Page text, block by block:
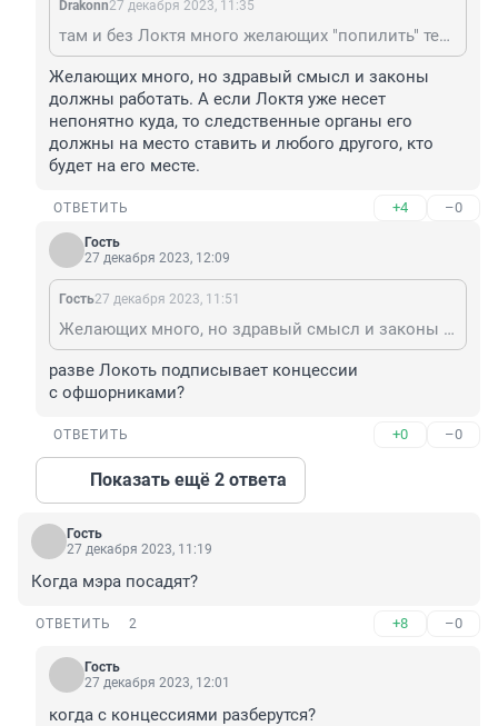
Drakonn27 декабря 2023, 11:35
там и без Локтя много желающих "попилить" территорию города
Желающих много, но здравый смысл и законы
должны работать. А если Локтя уже несет
непонятно куда, то следственные органы его
должны на место ставить и любого другого, кто
будет на его месте.
ОТВЕТИТЬ +4 –0
Гость
27 декабря 2023, 12:09
Гость27 декабря 2023, 11:51
Желающих много, но здравый смысл и законы должны работать. А если Локтя уже несет непонятно куда, то следственные органы его должны на место ставить и любого другого, кто будет на его месте.
разве Локоть подписывает концессии
с офшорниками?
ОТВЕТИТЬ +0 –0
Показать ещё 2 ответа
Гость
27 декабря 2023, 11:19
Когда мэра посадят?
ОТВЕТИТЬ 2 +8 –0
Гость
27 декабря 2023, 12:01
когда с концессиями разберутся?